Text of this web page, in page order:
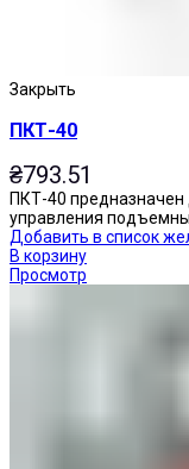
Закрыть
ПКТ-40
₴793.51
ПКТ-40 предназначен
управления
Добавить в список
В корзину
Просмотр